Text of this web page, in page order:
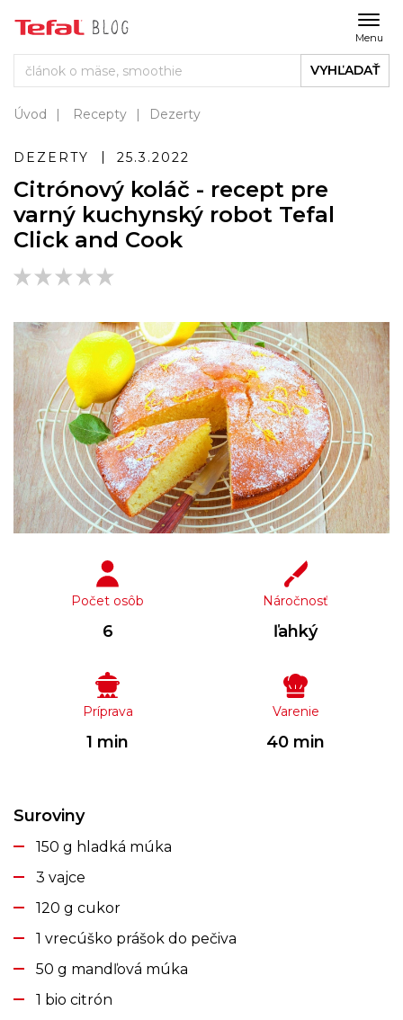
Menu
VYHĽADAŤ
Úvod Recepty Dezerty
DEZERTY 25.3.2022
Citrónový koláč - recept pre
varný kuchynský robot Tefal
Click and Cook
Počet osôb
6
Náročnosť
ľahký
Príprava
1 min
Varenie
40 min
Suroviny
150 g hladká múka
3 vajce
120 g cukor
1 vrecúško prášok do pečiva
50 g mandľová múka
1 bio citrón